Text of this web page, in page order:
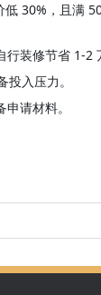
30%，且满
装修节省 1-2
入压力。
请材料。